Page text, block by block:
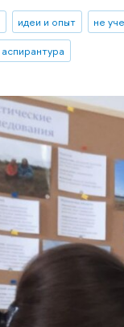
идеи и опыт не
аспирантура